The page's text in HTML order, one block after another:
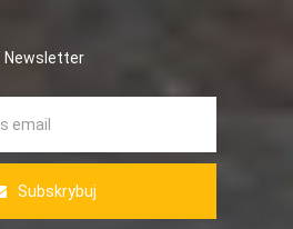
Newsletter
Subskrybuj